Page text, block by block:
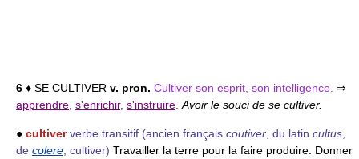
6 ♦ SE CULTIVER v. pron. Cultiver son esprit, son intelligence. ⇒
apprendre s'enrichir, s'instruire Avoir le souci de se cultiver.
● cultiver verbe transitif (ancien français coutiver , du latin cultus
de colere , cultiver) Travailler la terre pour la faire produire. Donner